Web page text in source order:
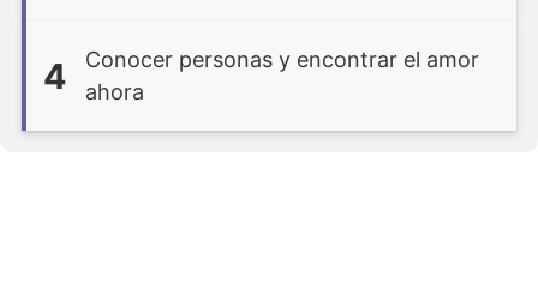
4
Conocer personas y encontrar el amor
ahora